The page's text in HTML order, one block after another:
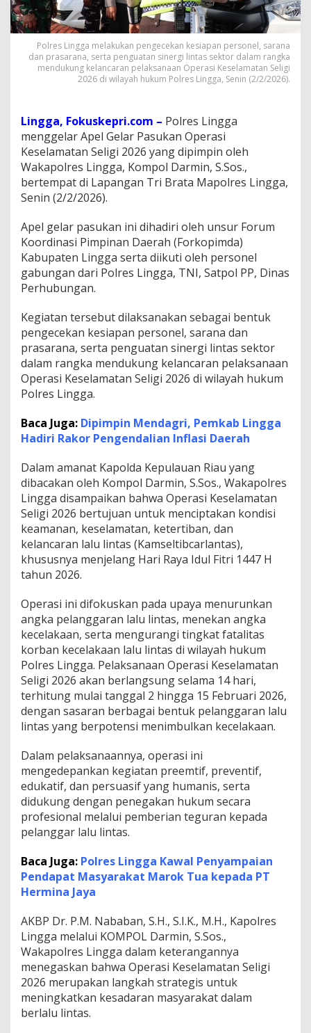
a
n
S
e
l
i
g
0
2
6
,
P
o
e
s
L
i
n
F
o
k
u
s
K
e
l
a
a
t
a
n
M
e
n
j
n
g
I
d
F
i
t
r
i
4
4
7
H
Polres Lingga melakukan pengecekan kesiapan personel, sarana
dan prasarana, serta penguatan sinergi lintas sektor dalam rangka
mendukung kelancaran pelaksanaan Operasi Keselamatan Seligi
2026 di wilayah hukum Polres Lingga, Senin (2/2/2026).
Lingga, Fokuskepri.com – Polres Lingga
menggelar Apel Gelar Pasukan Operasi
Keselamatan Seligi 2026 yang dipimpin oleh
Wakapolres Lingga, Kompol Darmin, S.Sos.,
bertempat di Lapangan Tri Brata Mapolres Lingga,
Senin (2/2/2026).
Apel gelar pasukan ini dihadiri oleh unsur Forum
Koordinasi Pimpinan Daerah (Forkopimda)
Kabupaten Lingga serta diikuti oleh personel
gabungan dari Polres Lingga, TNI, Satpol PP, Dinas
Perhubungan.
Kegiatan tersebut dilaksanakan sebagai bentuk
pengecekan kesiapan personel, sarana dan
prasarana, serta penguatan sinergi lintas sektor
dalam rangka mendukung kelancaran pelaksanaan
Operasi Keselamatan Seligi 2026 di wilayah hukum
Polres Lingga.
Baca Juga: Dipimpin Mendagri, Pemkab Lingga
Hadiri Rakor Pengendalian Inflasi Daerah
Dalam amanat Kapolda Kepulauan Riau yang
dibacakan oleh Kompol Darmin, S.Sos., Wakapolres
Lingga disampaikan bahwa Operasi Keselamatan
Seligi 2026 bertujuan untuk menciptakan kondisi
keamanan, keselamatan, ketertiban, dan
kelancaran lalu lintas (Kamseltibcarlantas),
khususnya menjelang Hari Raya Idul Fitri 1447 H
tahun 2026.
Operasi ini difokuskan pada upaya menurunkan
angka pelanggaran lalu lintas, menekan angka
kecelakaan, serta mengurangi tingkat fatalitas
korban kecelakaan lalu lintas di wilayah hukum
Polres Lingga. Pelaksanaan Operasi Keselamatan
Seligi 2026 akan berlangsung selama 14 hari,
terhitung mulai tanggal 2 hingga 15 Februari 2026,
dengan sasaran berbagai bentuk pelanggaran lalu
lintas yang berpotensi menimbulkan kecelakaan.
Dalam pelaksanaannya, operasi ini
mengedepankan kegiatan preemtif, preventif,
edukatif, dan persuasif yang humanis, serta
didukung dengan penegakan hukum secara
profesional melalui pemberian teguran kepada
pelanggar lalu lintas.
Baca Juga: Polres Lingga Kawal Penyampaian
Pendapat Masyarakat Marok Tua kepada PT
Hermina Jaya
AKBP Dr. P.M. Nababan, S.H., S.I.K., M.H., Kapolres
Lingga melalui KOMPOL Darmin, S.Sos.,
Wakapolres Lingga dalam keterangannya
menegaskan bahwa Operasi Keselamatan Seligi
2026 merupakan langkah strategis untuk
meningkatkan kesadaran masyarakat dalam
berlalu lintas.